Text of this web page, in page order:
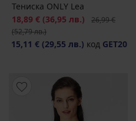
Тениска ONLY Lea
Намаление
18,89 € (36,95 лв.)
26,99 €
(52,79 лв.)
15,11 € (29,55 лв.) код GET20